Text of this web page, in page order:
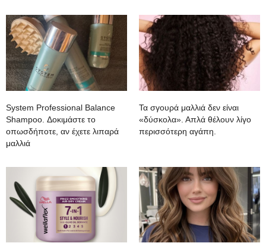
System Professional Balance
Shampoo. Δοκιμάστε το
οπωσδήποτε, αν έχετε λιπαρά
μαλλιά
Τα σγουρά μαλλιά δεν είναι
«δύσκολα». Απλά θέλουν λίγο
περισσότερη αγάπη.